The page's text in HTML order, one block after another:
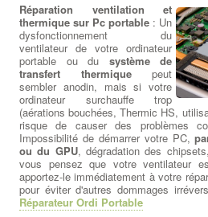
Réparation ventilation et
thermique sur Pc portable : Un
dysfonctionnement du
ventilateur de votre ordinateur
portable ou du système de
transfert thermiquepeut
sembler anodin, mais si votre
ordinateur surchauffe trop
(aérations bouchées, Thermic HS,
risque de causer des problèmes
Impossibilité de démarrer votre PC,
ou du GPU, dégradation des
vous pensez que votre ventilateur
apportez-le immédiatement à votre
pour éviter d'autres dommages
Réparateur Ordi Portable